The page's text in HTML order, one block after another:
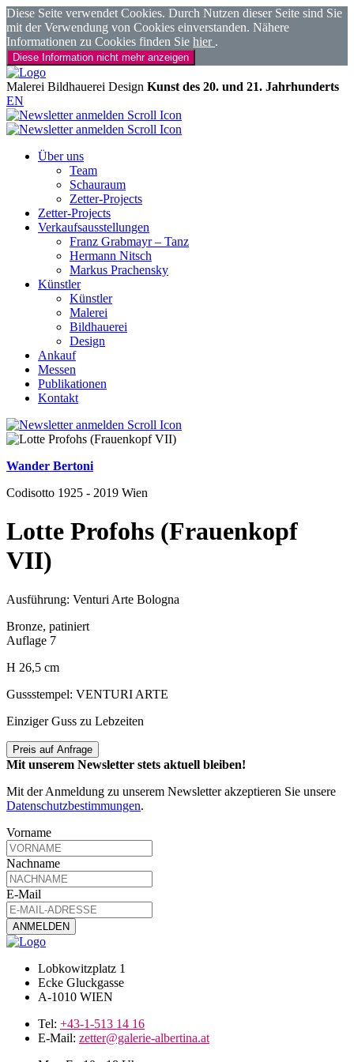
Diese Seite verwendet Cookies. Durch Nutzen dieser Seite sind Sie
mit der Verwendung von Cookies einverstanden. Nähere
Informationen zu Cookies finden Sie hier .
Diese Information nicht mehr anzeigen
Malerei Bildhauerei Design Kunst des 20. und 21. Jahrhunderts
EN
Über uns
Team
Schauraum
Zetter-Projects
Zetter-Projects
Verkaufsausstellungen
Franz Grabmayr – Tanz
Hermann Nitsch
Markus Prachensky
Künstler
Künstler
Malerei
Bildhauerei
Design
Ankauf
Messen
Publikationen
Kontakt
Wander Bertoni
Codisotto 1925 - 2019 Wien
Lotte Profohs (Frauenkopf
VII)
Ausführung: Venturi Arte Bologna
Bronze, patiniert
Auflage 7
H 26,5 cm
Gussstempel: VENTURI ARTE
Einziger Guss zu Lebzeiten
Preis auf Anfrage
Mit unserem Newsletter stets aktuell bleiben!
Mit der Anmeldung zu unserem Newsletter akzeptieren Sie unsere
Datenschutzbestimmungen.
Vorname
Nachname
E-Mail
Lobkowitzplatz 1
Ecke Gluckgasse
A-1010 WIEN
Tel: +43-1-513 14 16
E-Mail: zetter@galerie-albertina.at